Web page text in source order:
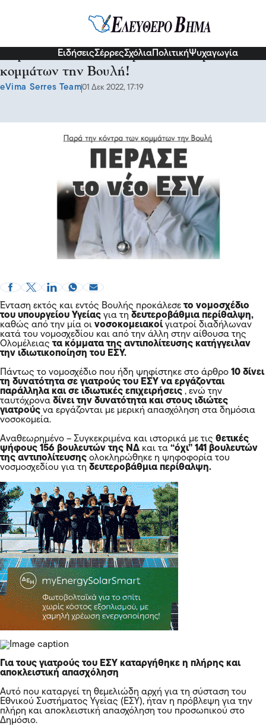
ΕιδήσειςΣέρρεςΣχόλια ΠολιτικήΨυχαγωγία
Πέρασε το νέο ΕΣΥ παρά την κόντρα των
κομμάτων την Βουλή!
eVima Serres Team01 Δεκ 2022, 17:19
Ένταση εκτός και εντός Βουλής προκάλεσε το νομοσχέδιο
του υπουργείου Υγείας για τη δευτεροβάθμια περίθαλψη,
καθώς από την μία οι νοσοκομειακοίγιατροί διαδήλωναν
κατά του νομοσχεδίου και από την άλλη στην αίθουσα της
Ολομέλειας τα κόμματα της αντιπολίτευσης κατήγγειλαν
την ιδιωτικοποίηση του ΕΣΥ.
Πάντως το νομοσχέδιο που ήδη ψηφίστηκε στο άρθρο 10 δίνει
τη δυνατότητα σε γιατρούς του ΕΣΥ να εργάζονται
παράλληλα και σε ιδιωτικές επιχειρήσεις , ενώ την
ταυτόχρονα δίνει την δυνατότητα και στους ιδιώτες
γιατρούς να εργάζονται με μερική απασχόληση στα δημόσια
νοσοκομεία.
Αναθεωρημένο – Συγκεκριμένα και ιστορικά με τις θετικές
ψήφους 156 βουλευτών της ΝΔ και τα “όχι” 141 βουλευτών
της αντιπολίτευσης ολοκληρώθηκε η ψηφοφορία του
νοσμοσχεδίου για τη δευτεροβάθμια περίθαλψη.
Για τους γιατρούς του ΕΣΥ καταργήθηκε η πλήρης και
αποκλειστική απασχόληση
Αυτό που καταργεί τη θεμελιώδη αρχή για τη σύσταση του
Εθνικού Συστήματος Υγείας (ΕΣΥ), ήταν η πρόβλεψη για την
πλήρη και αποκλειστική απασχόληση του προσωπικού στο
Δημόσιο.